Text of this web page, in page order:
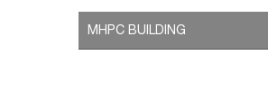
MHPC BUILDING